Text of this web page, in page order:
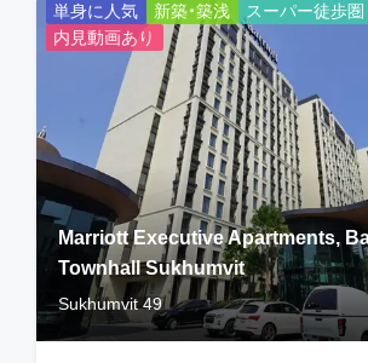
単身に人気 新築・築浅 スーパー徒歩圏
内見動画あり
Marriott Executive Apartments,
Townhall Sukhumvit
Sukhumvit 49